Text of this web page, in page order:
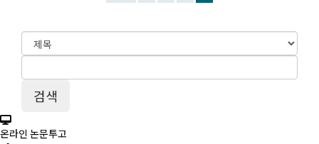
온라인 논문투고